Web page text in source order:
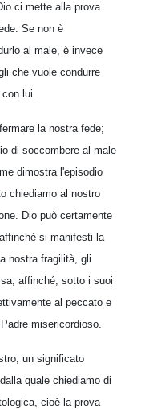
ci mette alla prova
Se non è
al male, è invece
che vuole condurre
lui.
la nostra fede;
di soccombere al male
dimostra l'episodio
chiediamo al nostro
Dio può certamente
si manifesti la
nostra fragilità, gli
affinché, sotto i suoi
al peccato e
misericordioso.
un significato
quale chiediamo di
cioè la prova